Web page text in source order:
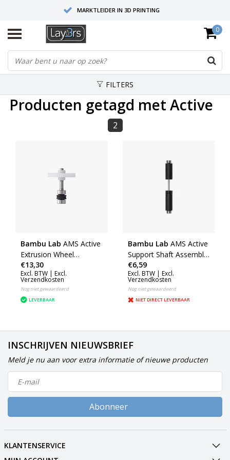
MARKTLEIDER IN 3D PRINTING
HOOGWAARDIGE SERVICE EN SUPPORT
FYSIEKE SHOWROOMS
0
FILTERS
Producten getagd met Active
2
Bambu Lab AMS Active
Extrusion Wheel
Assemblage
€13,30
Excl. BTW | Excl.
Verzendkosten
Nog niet gewaardeerd
LEVERBAAR
Bambu Lab AMS Active
Support Shaft Assembly
(AMS) (SA001-S2)
€6,59
Excl. BTW | Excl.
Verzendkosten
Nog niet gewaardeerd
NIET DIRECT LEVERBAAR
INSCHRIJVEN NIEUWSBRIEF
Meld je nu aan voor extra informatie of nieuwe producten
Abonneer
KLANTENSERVICE